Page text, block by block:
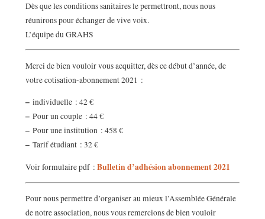
Dès que les conditions sanitaires le permettront, nous nous
réunirons pour échanger de vive voix.
L’équipe du GRAHS
Merci de bien vouloir vous acquitter, dès ce début d’année, de
votre cotisation-abonnement 2021 :
–individuelle : 42 €
–Pour un couple : 44 €
–Pour une institution : 458 €
–Tarif étudiant : 32 €
Voir formulaire pdf : Bulletin d’adhésion abonnement 2021
Pour nous permettre d’organiser au mieux l’Assemblée Générale
de notre association, nous vous remercions de bien vouloir